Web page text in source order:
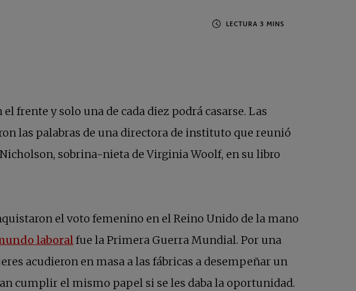
frente y solo una de cada diez podrá casarse. Las
las palabras de una directora de instituto que reunió
sobrina-nieta de Virginia Woolf, en su libro
el voto femenino en el Reino Unido de la mano
laboralse abre en una pestaña nueva
fue la Primera Guerra Mundial. Por una
acudieron en masa a las fábricas a desempeñar un
cumplir el mismo papel si se les daba la oportunidad.